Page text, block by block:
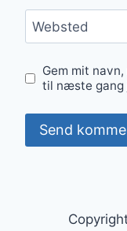
Websted
Gem mit
til næste gang